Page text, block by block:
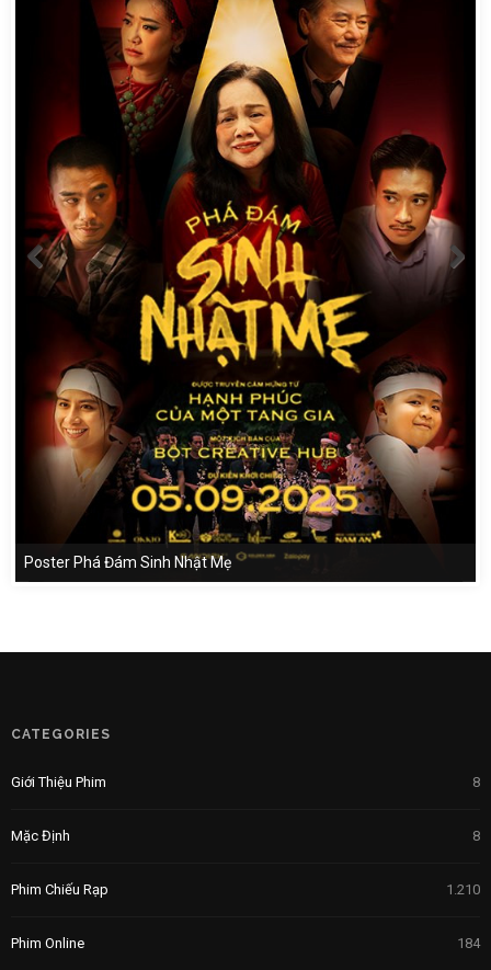
Poster Phá Đám Sinh Nhật Mẹ
CATEGORIES
Giới Thiệu Phim 8
Mặc Định 8
Phim Chiếu Rạp 1.210
Phim Online 184